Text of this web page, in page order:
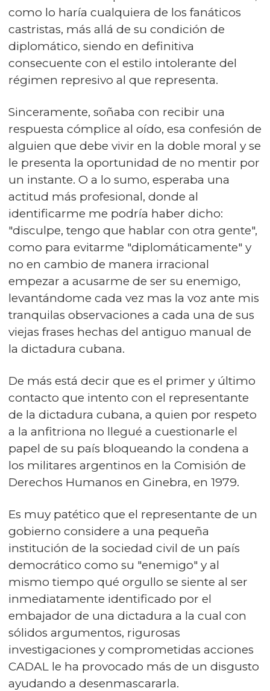
como lo haría cualquiera de los fanáticos
castristas, más allá de su condición de
diplomático, siendo en definitiva
consecuente con el estilo intolerante del
régimen represivo al que representa.
Sinceramente, soñaba con recibir una
respuesta cómplice al oído, esa confesión de
alguien que debe vivir en la doble moral y se
le presenta la oportunidad de no mentir por
un instante. O a lo sumo, esperaba una
actitud más profesional, donde al
identificarme me podría haber dicho:
"disculpe, tengo que hablar con otra gente",
como para evitarme "diplomáticamente" y
no en cambio de manera irracional
empezar a acusarme de ser su enemigo,
levantándome cada vez mas la voz ante mis
tranquilas observaciones a cada una de sus
viejas frases hechas del antiguo manual de
la dictadura cubana.
De más está decir que es el primer y último
contacto que intento con el representante
de la dictadura cubana, a quien por respeto
a la anfitriona no llegué a cuestionarle el
papel de su país bloqueando la condena a
los militares argentinos en la Comisión de
Derechos Humanos en Ginebra, en 1979.
Es muy patético que el representante de un
gobierno considere a una pequeña
institución de la sociedad civil de un país
democrático como su "enemigo" y al
mismo tiempo qué orgullo se siente al ser
inmediatamente identificado por el
embajador de una dictadura a la cual con
sólidos argumentos, rigurosas
investigaciones y comprometidas acciones
CADAL le ha provocado más de un disgusto
ayudando a desenmascararla.